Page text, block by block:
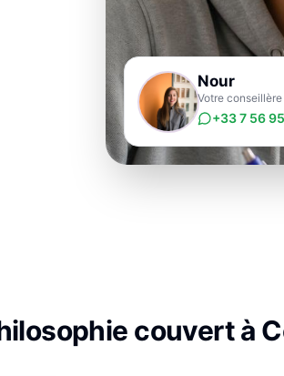
Nour
Votre
+33 7 56
couvert à